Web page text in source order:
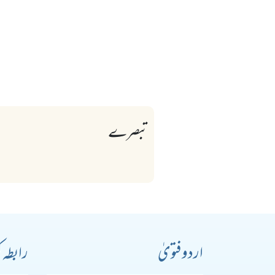
تبصرے
اردو فتویٰ